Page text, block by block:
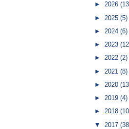
► 2026
► 2025 (5)
► 2024 (6)
► 2023
► 2022 (2)
► 2021 (8)
► 2020
► 2019 (4)
► 2018
▼ 2017